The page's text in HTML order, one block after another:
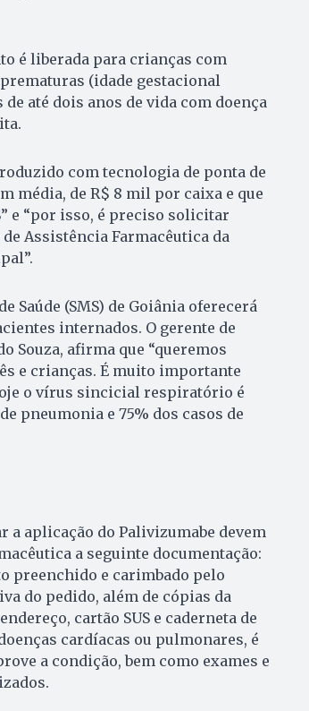
é liberada para crianças com
(idade gestacional
até dois anos de vida com doença
com tecnologia de ponta de
média, de R$ 8 mil por caixa e que
e “por isso, é preciso solicitar
Assistência Farmacêutica da
Saúde (SMS) de Goiânia oferecerá
internados. O gerente de
Souza, afirma que “queremos
e crianças. É muito importante
o vírus sincicial respiratório é
pneumonia e 75% dos casos de
a aplicação do Palivizumabe devem
a seguinte documentação:
preenchido e carimbado pelo
do pedido, além de cópias da
cartão SUS e caderneta de
cardíacas ou pulmonares, é
a condição, bem como exames e